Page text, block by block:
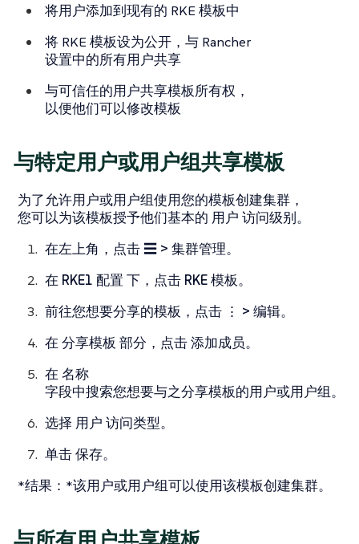
将用户添加到现有的 RKE 模板中
将 RKE 模板设为公开，与 Rancher
设置中的所有用户共享
与可信任的用户共享模板所有权，
以便他们可以修改模板
与特定用户或用户组共享模板
为了允许用户或用户组使用您的模板创建集群，
您可以为该模板授予他们基本的 用户 访问级别。
在左上角，点击 ☰ > 集群管理。
在 RKE1 配置 下，点击 RKE 模板。
前往您想要分享的模板，点击 ⋮ > 编辑。
在 分享模板 部分，点击添加成员。
在 名称
字段中搜索您想要与之分享模板的用户或用户组。
选择 用户 访问类型。
单击保存。
*结果：*该用户或用户组可以使用该模板创建集群。